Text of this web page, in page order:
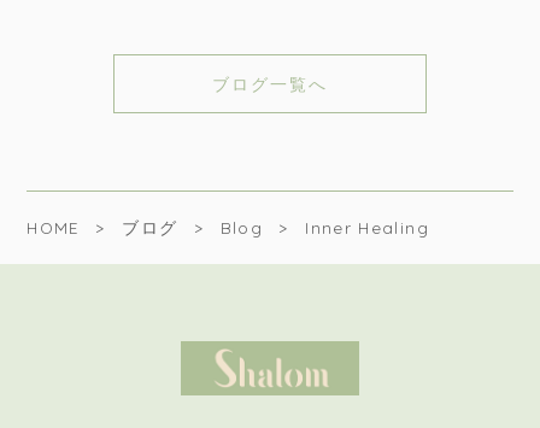
ブログ一覧へ
HOME ブログ Blog Inner Healing